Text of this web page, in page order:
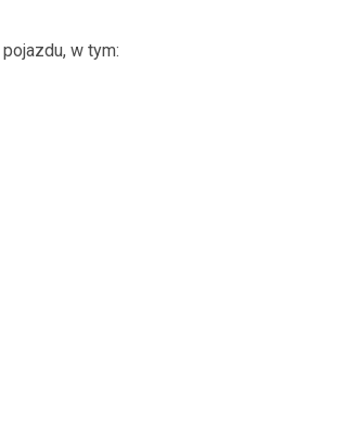
w tym: